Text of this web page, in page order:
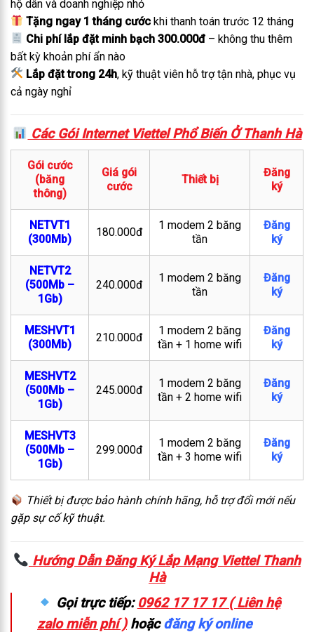
hộ dân và doanh nghiệp nhỏ
Tặng ngay 1 tháng cước khi thanh toán trước 12 tháng
Chi phí lắp đặt minh bạch 300.000đ – không thu thêm
bất kỳ khoản phí ẩn nào
Lắp đặt trong 24h, kỹ thuật viên hỗ trợ tận nhà, phục vụ
cả ngày nghỉ
Các Gói Internet Viettel Phổ Biến Ở Thanh Hà
Gói cước
(băng
thông)
Giá gói
cước
Thiết bị
Đăng
ký
NETVT1
(300Mb)
180.000đ
1 modem 2 băng
tần
Đăng
ký
NETVT2
(500Mb –
1Gb)
240.000đ
1 modem 2 băng
tần
Đăng
ký
MESHVT1
(300Mb)
210.000đ
1 modem 2 băng
tần + 1 home wifi
Đăng
ký
MESHVT2
(500Mb –
1Gb)
245.000đ
1 modem 2 băng
tần + 2 home wifi
Đăng
ký
MESHVT3
(500Mb –
1Gb)
299.000đ
1 modem 2 băng
tần + 3 home wifi
Đăng
ký
Thiết bị được bảo hành chính hãng, hỗ trợ đổi mới nếu
gặp sự cố kỹ thuật.
Hướng Dẫn Đăng Ký Lắp Mạng Viettel Thanh
Hà
Gọi trực tiếp: 0962 17 17 17 ( Liên hệ
zalo miễn phí )hoặcđăng ký online